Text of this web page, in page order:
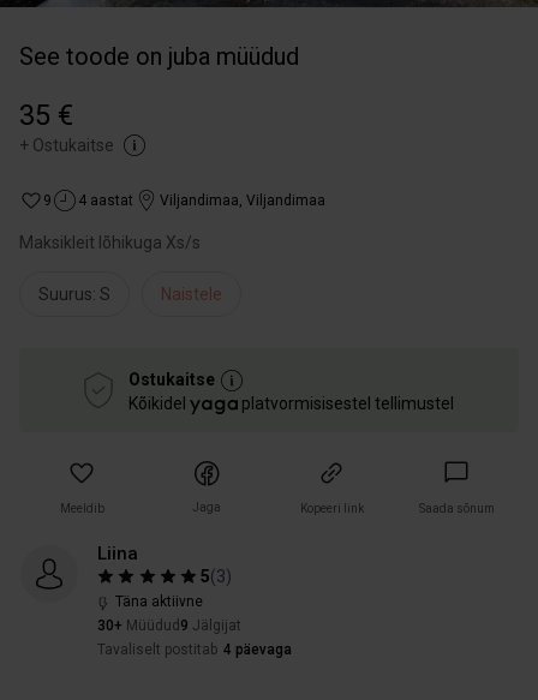
See toode on juba müüdud
35 €
+ Ostukaitse
9 4 aastat Viljandimaa, Viljandimaa
Maksikleit lõhikuga Xs/s
Suurus: S Naistele
Ostukaitse
Kõikidel
platvormisisestel tellimustel
Meeldib Jaga Kopeeri link Saada sõnum
Liina
5(3)
Täna aktiivne
30+ Müüdud 9 Jälgijat
Tavaliselt postitab 4 päevaga